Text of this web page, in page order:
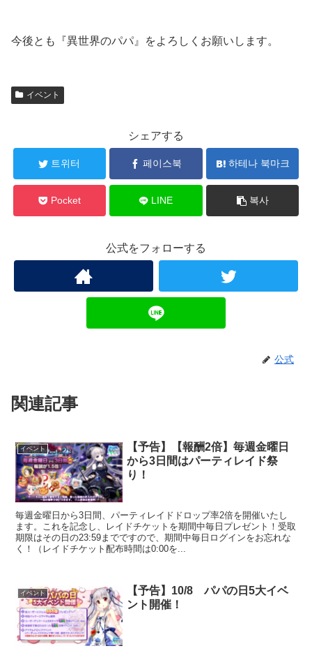
今後とも『異世界のパパ』をよろしくお願いします。
イベント
シェアする
트위터 페이스북 하테나 북마크
Pocket LINE 복사
公式をフォローする
公式
関連記事
イベント
【予告】【報酬2倍】毎週金曜日
から3日間はパーティレイド祭
り！
毎週金曜日から3日間、パーティレイドドロップ率2倍を開催いたし
ます。これを記念し、レイドチケットを期間中毎日プレゼント！受取
期限はその日の23:59までですので、期間中毎日ログインをお忘れな
く！（レイドチケット配布時間は0:00を...
イベント
【予告】10/8 パパの日5大イベ
ント開催！